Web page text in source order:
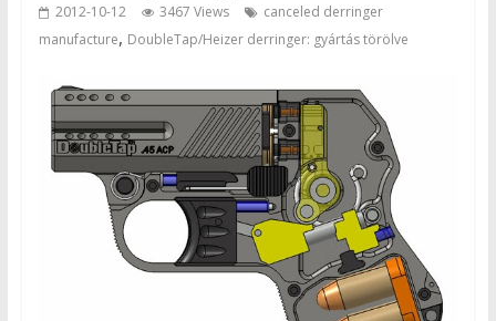
2012-10-12 3467 Views
canceled derringer
manufacture, DoubleTap/Heizer derringer: gyártás törölve